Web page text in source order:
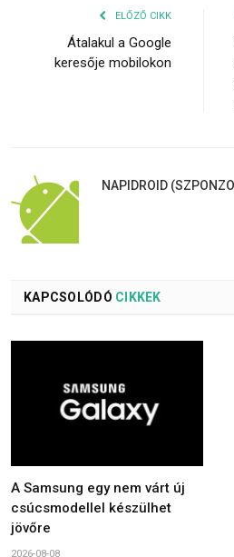
ELŐZŐ CIKK
Átalakul a Google
keresője mobilokon
NAPIDROID
KAPCSOLÓDÓ CIKKEK
A Samsung egy nem várt új
csúcsmodellel készülhet
jövőre
2026-08-08